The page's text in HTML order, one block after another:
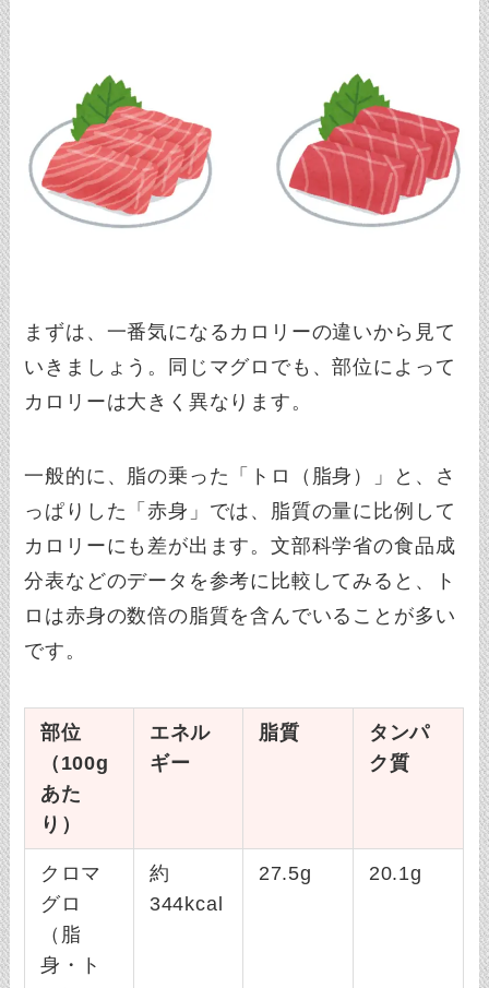
まずは、一番気になるカロリーの違いから見て
いきましょう。同じマグロでも、部位によって
カロリーは大きく異なります。
一般的に、脂の乗った「トロ（脂身）」と、さ
っぱりした「赤身」では、脂質の量に比例して
カロリーにも差が出ます。文部科学省の食品成
分表などのデータを参考に比較してみると、ト
ロは赤身の数倍の脂質を含んでいることが多い
です。
部位
（100g
あた
り）
エネル
ギー
脂質
タンパ
ク質
クロマ
グロ
（脂
身・ト
約
344kcal
27.5g 20.1g